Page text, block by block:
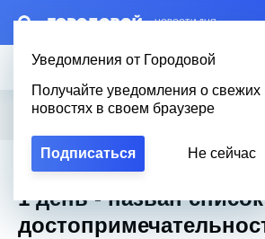
– НОВОСТИ ДНЯ
Уведомления от Городовой
Получайте уведомления о свежих
новостях в своем браузере
Подписаться Не сейчас
Новости Эксклюзив Вопросы о
Городовой Вопросы о Петербурге / Что
- назван список достопримечательностей: скучно не
Что посмотреть в
1 день - назван список